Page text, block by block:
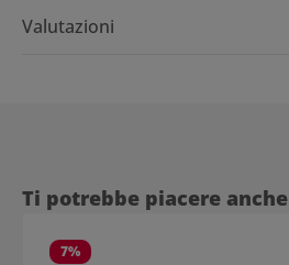
Valutazioni
Salta la galleria dei prodotti
Ti potrebbe piacere anche
7%